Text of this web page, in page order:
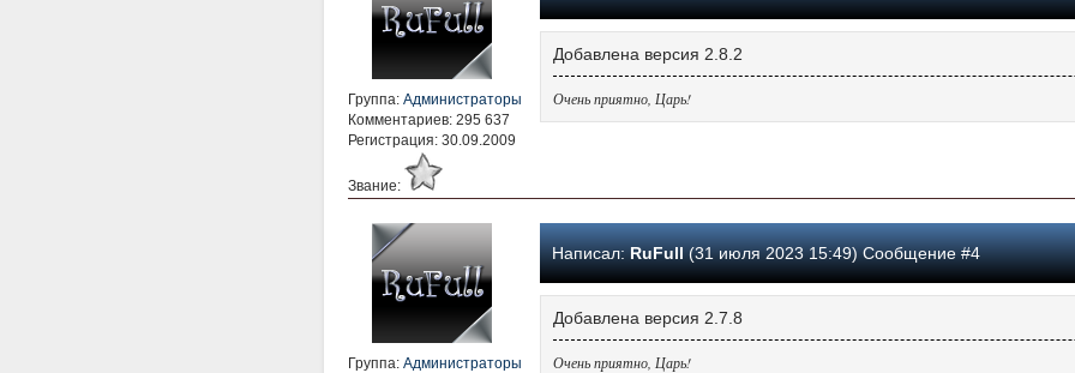
Группа: Администраторы
Комментариев: 295 637
Регистрация: 30.09.2009
Звание:
Добавлена версия 2.8.2
Очень приятно, Царь!
Группа: Администраторы
Написал: RuFull(31 июля 2023 15:49) Сообщение #4
Добавлена версия 2.7.8
Очень приятно, Царь!